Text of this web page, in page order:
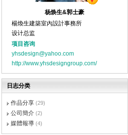
杨焕生&郭士豪
楊煥生建築室內設計事務所
设计总监
项目咨询
yhsdesign@yahoo.com
http://www.yhsdesigngroup.com/
日志分类
作品分享 (29)
公司簡介 (2)
媒體報導 (4)